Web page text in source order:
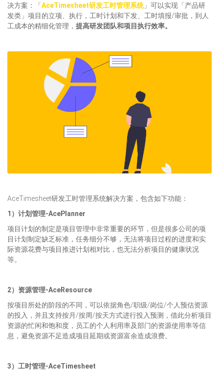
决方案：「 AceTimesheet研发工时管理系统」可以实现「产品研
发类」项目的立项、执行，工时计划和下发、工时填报/审批，到人
工成本的精细化管理， 提高研发团队和项目执行效率。
AceTimesheet研发工时管理系统解决方案，包含如下功能：
1）计划管理-AcePlanner
项目计划的制定是项目管理中非常重要的环节，但是很多公司的项
目计划制定缺乏标准，任务细分不够，无法将项目过程的进度和实
际资源花费与项目推进计划相对比，也无法分析项目的健康状况
等。
2）资源管理-AceResource
按项目所处的阶段的不同，可以依据角色/职级/岗位/个人预估资源
的投入，并且支持按月/按周/按天方式进行投入预测，借此分析项目
资源的忙闲和饱和度，员工的个人利用率及部门的资源使用率等信
息，避免资源不足造成项目延期或资源富余造成浪费。
3）工时管理-AceTimesheet